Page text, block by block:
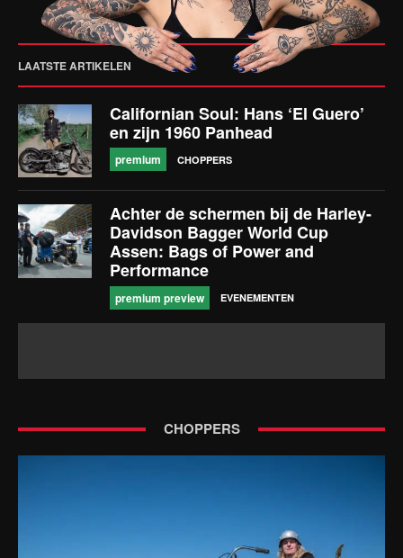
LAATSTE ARTIKELEN
Californian Soul: Hans ‘El Guero’
en zijn 1960 Panhead
premium CHOPPERS
Achter de schermen bij de Harley-
Davidson Bagger World Cup
Assen: Bags of Power and
Performance
premium preview EVENEMENTEN
CHOPPERS